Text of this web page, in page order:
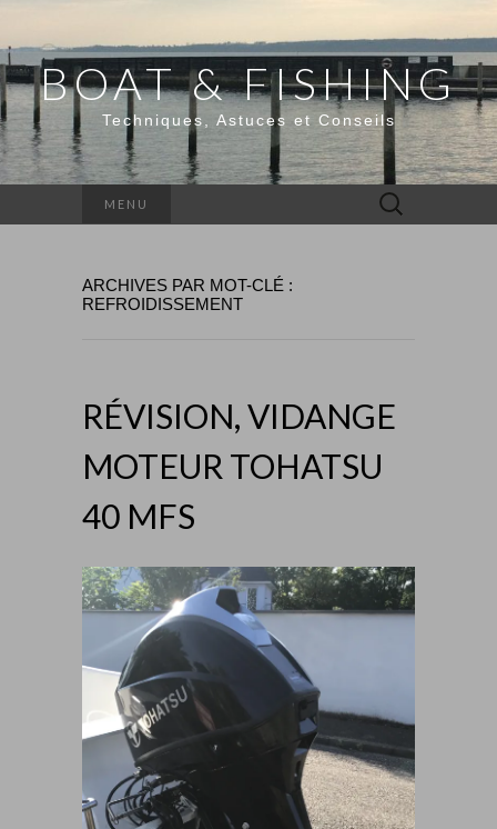
BOAT & FISHING
Techniques, Astuces et Conseils
MENU Rechercher :
ARCHIVES PAR MOT-CLÉ :
REFROIDISSEMENT
RÉVISION, VIDANGE
MOTEUR TOHATSU
40 MFS